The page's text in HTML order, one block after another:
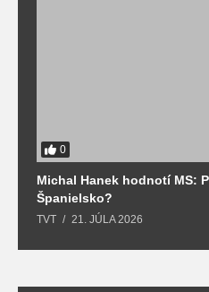
0
Michal Hanek hodnotí MS:
Španielsko?
TVT 21. JÚLA 2026